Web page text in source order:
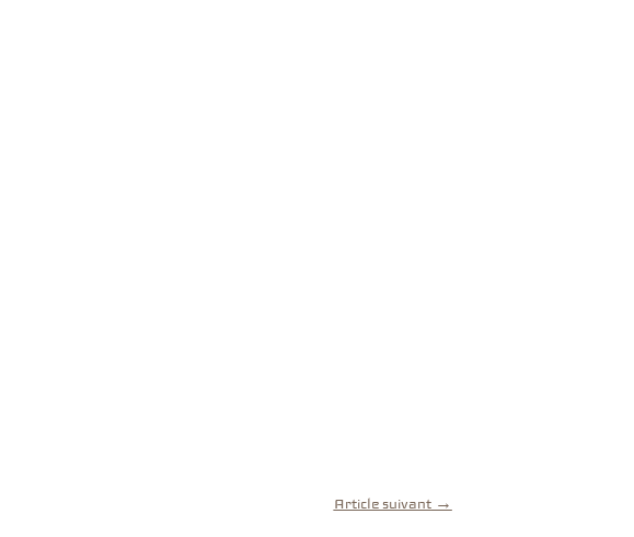
Article suivant→